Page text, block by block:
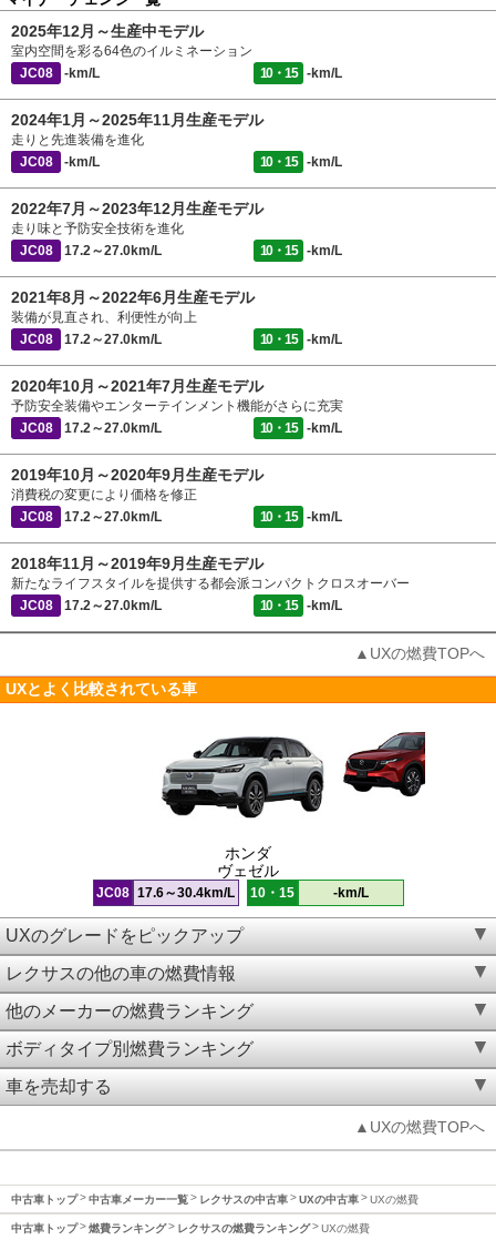
2025年12月～生産中モデル
室内空間を彩る64色のイルミネーション
JC08
-km/L 10・15 -km/L
2024年1月～2025年11月生産モデル
走りと先進装備を進化
JC08
-km/L 10・15 -km/L
2022年7月～2023年12月生産モデル
走り味と予防安全技術を進化
JC08
17.2～27.0km/L 10・15 -km/L
2021年8月～2022年6月生産モデル
装備が見直され、利便性が向上
JC08
17.2～27.0km/L 10・15 -km/L
2020年10月～2021年7月生産モデル
予防安全装備やエンターテインメント機能がさらに充実
JC08
17.2～27.0km/L 10・15 -km/L
2019年10月～2020年9月生産モデル
消費税の変更により価格を修正
JC08
17.2～27.0km/L 10・15 -km/L
2018年11月～2019年9月生産モデル
新たなライフスタイルを提供する都会派コンパクトクロスオーバー
JC08
17.2～27.0km/L 10・15 -km/L
▲UXの燃費TOPへ
UXとよく比較されている車
ホンダ
ヴェゼル
JC08 17.6～30.4km/L 10・15 -km/L
UXのグレードをピックアップ
レクサスの他の車の燃費情報
他のメーカーの燃費ランキング
ボディタイプ別燃費ランキング
車を売却する
▲UXの燃費TOPへ
中古車トップ 中古車メーカー一覧 レクサスの中古車 UXの中古車 UXの燃費
中古車トップ 燃費ランキング レクサスの燃費ランキング UXの燃費